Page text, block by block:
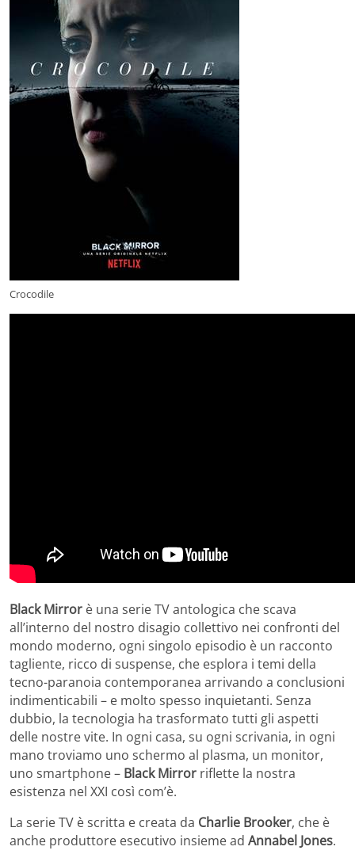
Crocodile
Black Mirror è una serie TV antologica che scava
all’interno del nostro disagio collettivo nei confronti del
mondo moderno, ogni singolo episodio è un racconto
tagliente, ricco di suspense, che esplora i temi della
tecno-paranoia contemporanea arrivando a conclusioni
indimenticabili – e molto spesso inquietanti. Senza
dubbio, la tecnologia ha trasformato tutti gli aspetti
delle nostre vite. In ogni casa, su ogni scrivania, in ogni
mano troviamo uno schermo al plasma, un monitor,
uno smartphone – Black Mirror riflette la nostra
esistenza nel XXI così com’è.
La serie TV è scritta e creata da Charlie Brooker, che è
anche produttore esecutivo insieme ad Annabel Jones.